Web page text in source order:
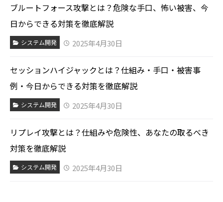
ブルートフォース攻撃とは？危険な手口、怖い被害、今
日からできる対策を徹底解説
システム開発 2025年4月30日
セッションハイジャックとは？仕組み・手口・被害事
例・今日からできる対策を徹底解説
システム開発 2025年4月30日
リプレイ攻撃とは？仕組みや危険性、あなたの取るべき
対策を徹底解説
システム開発 2025年4月30日